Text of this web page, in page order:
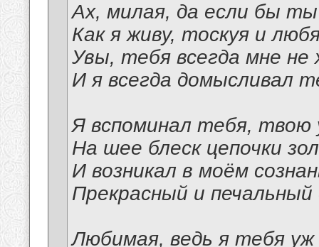
Ах, милая, да если бы ты
Как я живу, тоскуя и
Увы, тебя всегда мне не
И я всегда домысливал
Я вспоминал тебя, твою
На шее блеск цепочки
И возникал в моём
Прекрасный и
Любимая, ведь я тебя уж